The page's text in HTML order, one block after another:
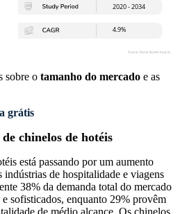
sobre o tamanho do mercado e as
grátis
chinelos de hotéis
está passando por um aumento
de hospitalidade e viagens
38% da demanda total do mercado
sofisticados, enquanto 29% provêm